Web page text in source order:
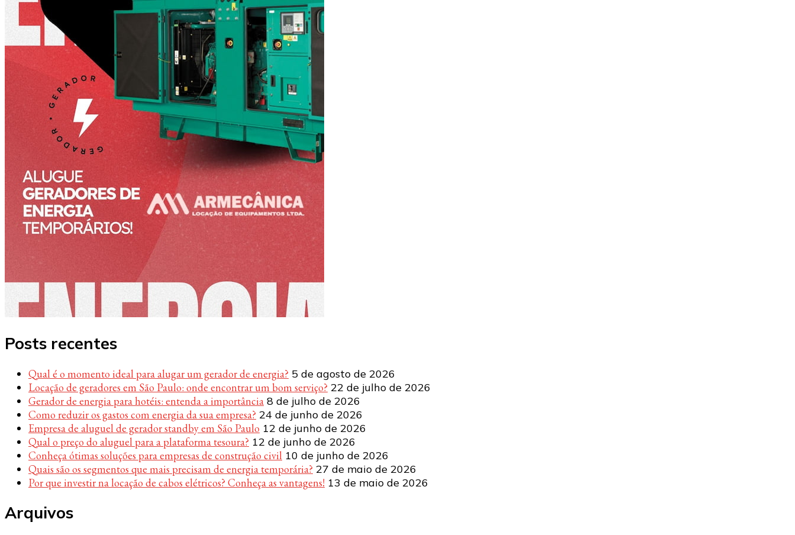
Posts recentes
Qual é o momento ideal para alugar um gerador de energia? 5 de agosto de 2026
Locação de geradores em São Paulo: onde encontrar um bom serviço? 22 de julho de 2026
Gerador de energia para hotéis: entenda a importância 8 de julho de 2026
Como reduzir os gastos com energia da sua empresa? 24 de junho de 2026
Empresa de aluguel de gerador standby em São Paulo 12 de junho de 2026
Qual o preço do aluguel para a plataforma tesoura? 12 de junho de 2026
Conheça ótimas soluções para empresas de construção civil 10 de junho de 2026
Quais são os segmentos que mais precisam de energia temporária? 27 de maio de 2026
Por que investir na locação de cabos elétricos? Conheça as vantagens! 13 de maio de 2026
Arquivos